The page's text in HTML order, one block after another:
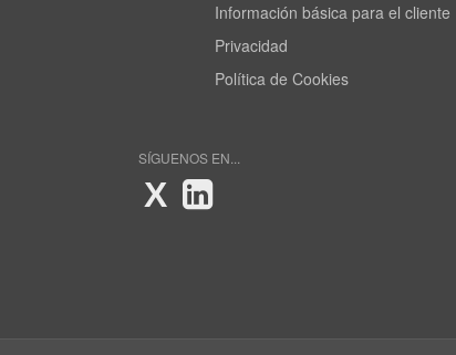
Información básica para el cliente
Privacidad
Política de Cookies
SÍGUENOS EN...
X